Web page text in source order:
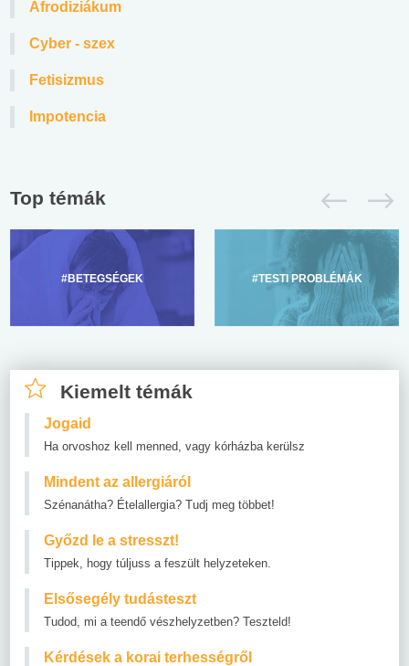
Afrodiziákum
Cyber - szex
Fetisizmus
Impotencia
Top témák
#BETEGSÉGEK #TESTI PROBLÉMÁK
Kiemelt témák
Jogaid
Ha orvoshoz kell menned, vagy kórházba kerülsz
Mindent az allergiáról
Szénanátha? Ételallergia? Tudj meg többet!
Győzd le a stresszt!
Tippek, hogy túljuss a feszült helyzeteken.
Elsősegély tudásteszt
Tudod, mi a teendő vészhelyzetben? Teszteld!
Kérdések a korai terhességről